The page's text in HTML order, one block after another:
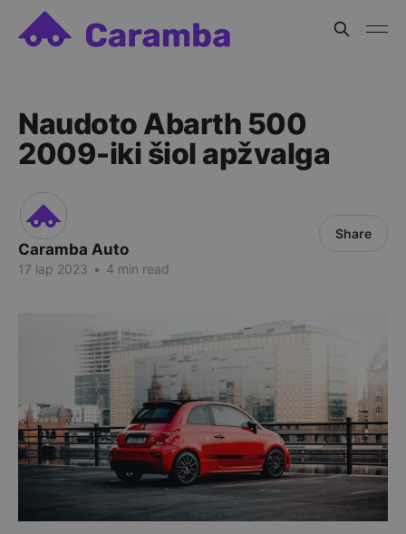
Naudoto Abarth 500
2009-iki šiol apžvalga
Caramba Auto
17 lap 2023 • 4 min read
Share